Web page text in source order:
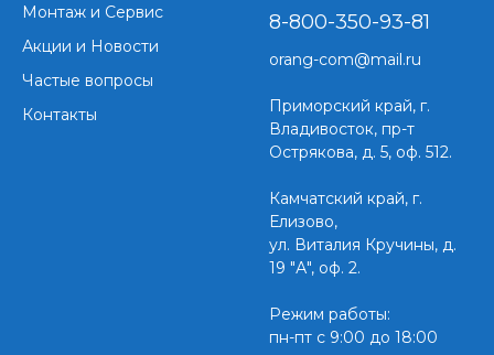
Монтаж и Сервис
Акции и Новости
Частые вопросы
Контакты
8-800-350-93-81
orang-com@mail.ru
Приморский край, г.
Владивосток, пр-т
Острякова, д. 5, оф. 512.
Камчатский край, г.
Елизово,
ул. Виталия Кручины, д.
19 "А", оф. 2.
Режим работы:
пн-пт с 9:00 до 18:00